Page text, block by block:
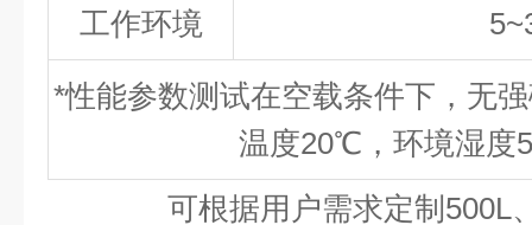
工作环境
*性能参数测试在空载条件下，无
温度20℃，环境湿度
可根据用户需求定制500L